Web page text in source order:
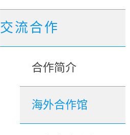
交流合作
合作简介
海外合作馆